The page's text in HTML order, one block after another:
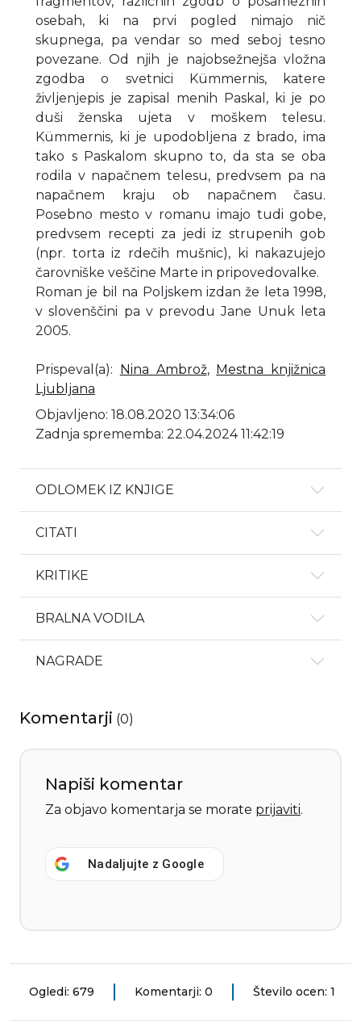
osebah, ki na prvi pogled nimajo nič
skupnega, pa vendar so med seboj tesno
povezane. Od njih je najobsežnejša vložna
zgodba o svetnici Kümmernis, katere
življenjepis je zapisal menih Paskal, ki je po
duši ženska ujeta v moškem telesu.
Kümmernis, ki je upodobljena z brado, ima
tako s Paskalom skupno to, da sta se oba
rodila v napačnem telesu, predvsem pa na
napačnem kraju ob napačnem času.
Posebno mesto v romanu imajo tudi gobe,
predvsem recepti za jedi iz strupenih gob
(npr. torta iz rdečih mušnic), ki nakazujejo
čarovniške veščine Marte in pripovedovalke.
Roman je bil na Poljskem izdan že leta 1998,
v slovenščini pa v prevodu Jane Unuk leta
2005.
Prispeval(a): Nina Ambrož, Mestna knjižnica
Ljubljana
Objavljeno: 18.08.2020 13:34:06
Zadnja sprememba: 22.04.2024 11:42:19
ODLOMEK IZ KNJIGE
CITATI
KRITIKE
BRALNA VODILA
NAGRADE
Komentarji (0)
Napiši komentar
Za objavo komentarja se morate prijaviti.
Nadaljujte z Google
Ogledi: 679 Komentarji: 0 Število ocen: 1